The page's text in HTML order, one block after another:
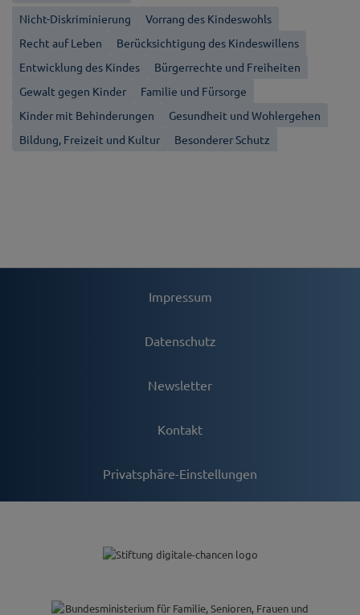
Nicht-Diskriminierung
Vorrang des Kindeswohls
Recht auf Leben
Berücksichtigung des Kindeswillens
Entwicklung des Kindes
Bürgerrechte und Freiheiten
Gewalt gegen Kinder
Familie und Fürsorge
Kinder mit Behinderungen
Gesundheit und Wohlergehen
Bildung, Freizeit und Kultur
Besonderer Schutz
Impressum
Datenschutz
Newsletter
Kontakt
Privatsphäre-Einstellungen